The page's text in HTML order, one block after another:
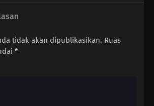
tidak akan dipublikasikan. Ruas
*